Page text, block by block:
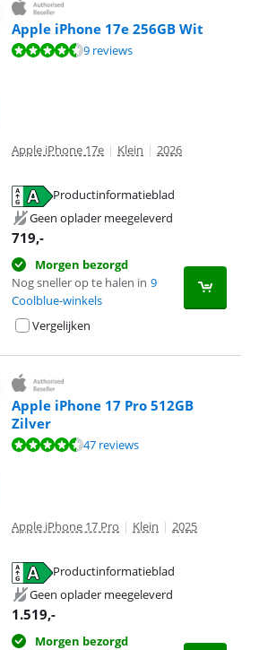
Apple iPhone 17e 256GB Wit
10, gebaseerd op 9 reviews.
9 reviews
Apple iPhone 17e | Klein | 2026
Productinformatieblad
Geen oplader meegeleverd
719,-
Morgen bezorgd
Nog sneller op te halen in 9
Coolblue-winkels
Vergelijken
Apple iPhone 17 Pro 512GB
Zilver
10, gebaseerd op 47 reviews.
47 reviews
Apple iPhone 17 Pro | Klein | 2025
Productinformatieblad
Geen oplader meegeleverd
1.519,-
Morgen bezorgd